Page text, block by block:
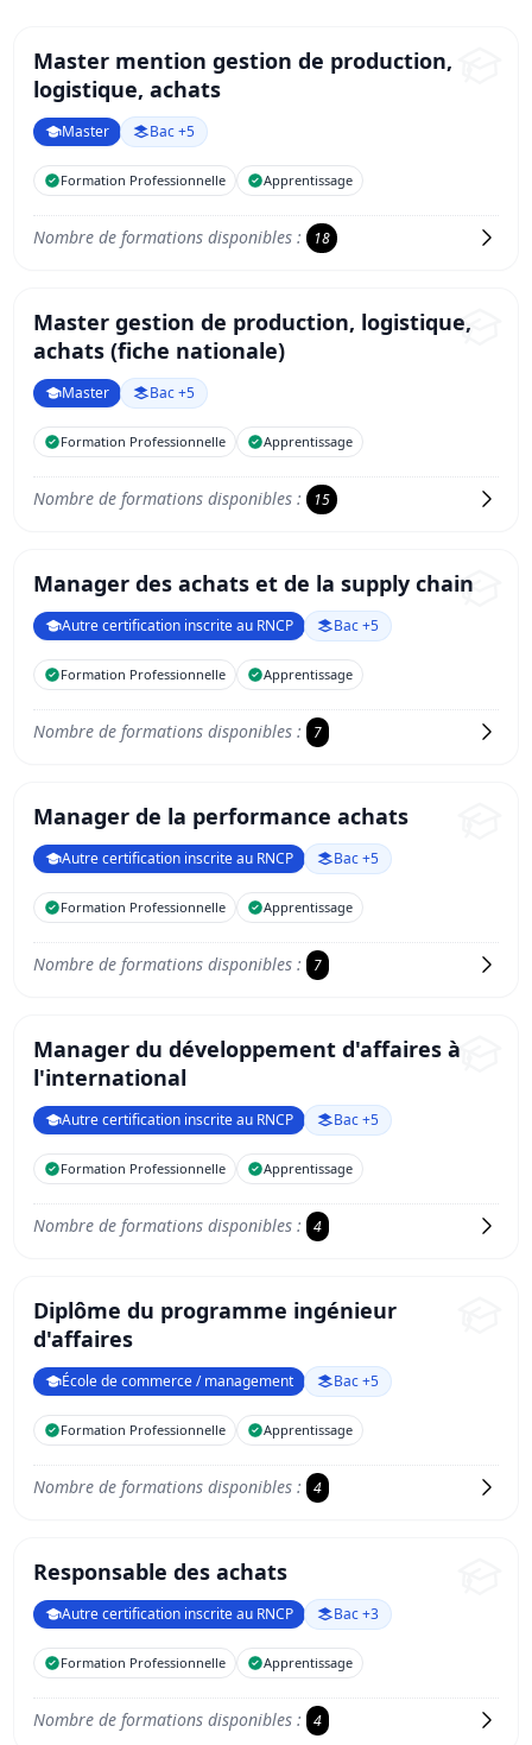
Master mention gestion de production,
logistique, achats
Master Bac +5
Formation Professionnelle Apprentissage
Nombre de formations disponibles : 18
Master gestion de production, logistique,
achats (fiche nationale)
Master Bac +5
Formation Professionnelle Apprentissage
Nombre de formations disponibles : 15
Manager des achats et de la supply chain
Autre certification inscrite au RNCP Bac +5
Formation Professionnelle Apprentissage
Nombre de formations disponibles : 7
Manager de la performance achats
Autre certification inscrite au RNCP Bac +5
Formation Professionnelle Apprentissage
Nombre de formations disponibles : 7
Manager du développement d'affaires à
l'international
Autre certification inscrite au RNCP Bac +5
Formation Professionnelle Apprentissage
Nombre de formations disponibles : 4
Diplôme du programme ingénieur
d'affaires
École de commerce / management Bac +5
Formation Professionnelle Apprentissage
Nombre de formations disponibles : 4
Responsable des achats
Autre certification inscrite au RNCP Bac +3
Formation Professionnelle Apprentissage
Nombre de formations disponibles : 4